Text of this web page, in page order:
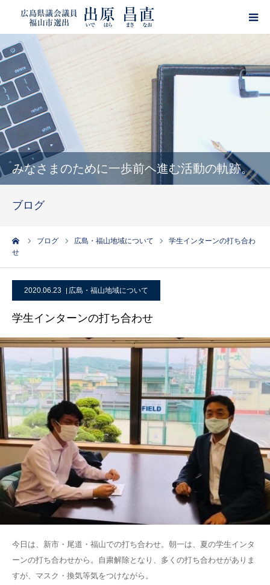
みなさまのために一歩前ヘ進む活動の軌跡。
ブログ
ブログ 広島・福山地域について
学生インターンの打ち合わ
せ
2020.06.23 広島・福山地域について
学生インターンの打ち合わせ
今日は、新市・尾道・福山での打ち合わせ。朝一は、夏の学生インタ
ーンの打ち合わせから。自粛解除となり、多くの打ち合わせがありま
すが、マスク・換気等気をつけながら。
HOME
プロフィール
政策
活動報告